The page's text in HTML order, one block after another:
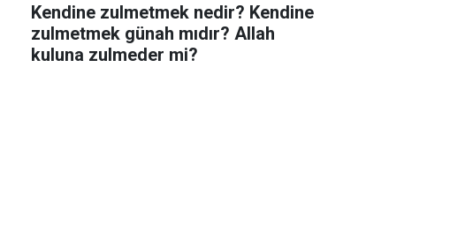
Kendine zulmetmek nedir? Kendine
zulmetmek günah mıdır? Allah
kuluna zulmeder mi?